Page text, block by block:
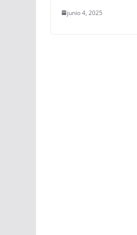
junio 4, 2025